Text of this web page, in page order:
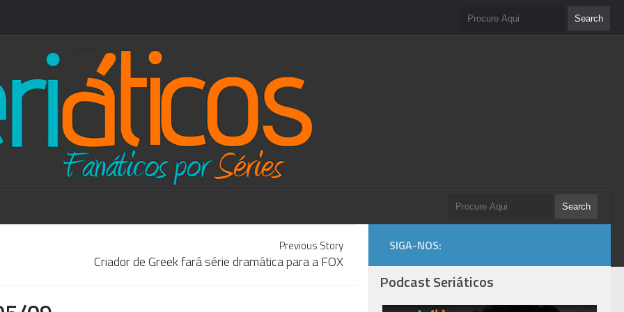
Previous Story
Criador de Greek fará série dramática para a FOX
SIGA-NOS:
Podcast Seriáticos